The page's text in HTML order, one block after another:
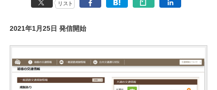
リスト
2021年1月25日 発信開始